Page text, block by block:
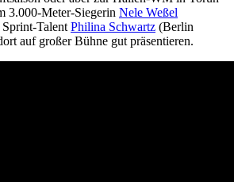
3.000-Meter-Siegerin Nele Weßel
Talent Philina Schwartz (Berlin
auf großer Bühne gut präsentieren.